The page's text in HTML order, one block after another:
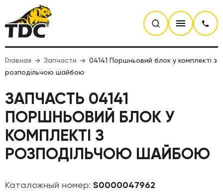
Главная Запчасти
04141 Поршньовий блок у комплекті з
розподільчою шайбою
ЗАПЧАСТЬ 04141
ПОРШНЬОВИЙ БЛОК У
КОМПЛЕКТІ З
РОЗПОДІЛЬЧОЮ ШАЙБОЮ
Каталожный номер: S0000047962